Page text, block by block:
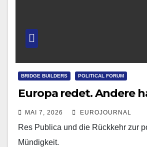
BRIDGE BUILDERS POLITICAL FORUM
Europa redet. Andere
MAI 7, 2026 EUROJOURNAL
Res Publica und die Rückkehr zur
Mündigkeit.